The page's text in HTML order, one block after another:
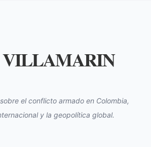
VILLAMARIN
el conflicto armado en Colombia,
y la geopolítica global.